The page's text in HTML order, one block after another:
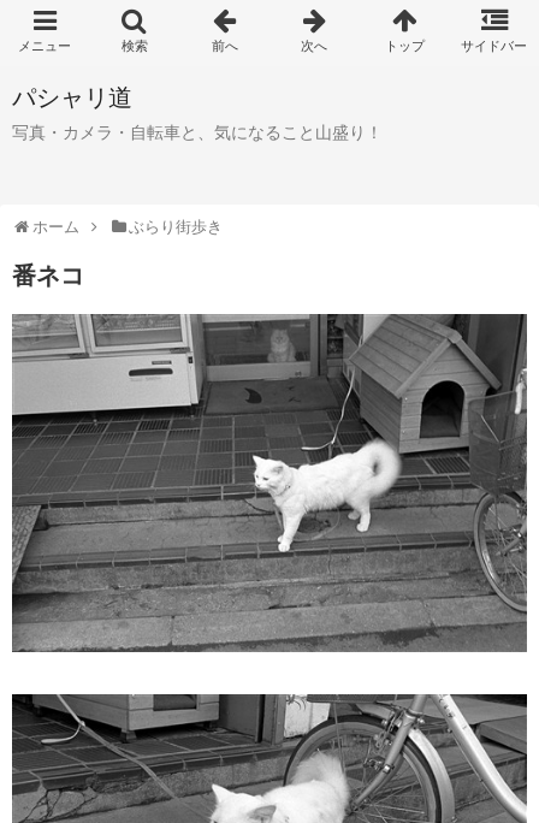
パシャリ道
写真・カメラ・自転車と、気になること山盛り！
ホーム ぶらり街歩き
番ネコ